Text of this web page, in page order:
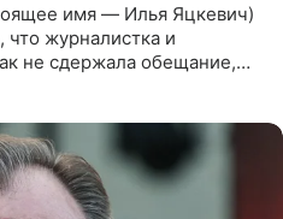
имя — Илья Яцкевич)
что журналистка и
не сдержала обещание,